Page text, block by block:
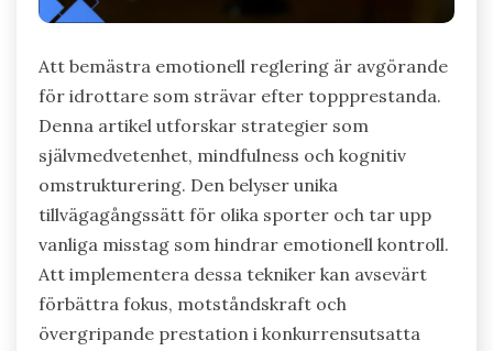
Att bemästra emotionell reglering är avgörande
för idrottare som strävar efter toppprestanda.
Denna artikel utforskar strategier som
självmedvetenhet, mindfulness och kognitiv
omstrukturering. Den belyser unika
tillvägagångssätt för olika sporter och tar upp
vanliga misstag som hindrar emotionell kontroll.
Att implementera dessa tekniker kan avsevärt
förbättra fokus, motståndskraft och
övergripande prestation i konkurrensutsatta